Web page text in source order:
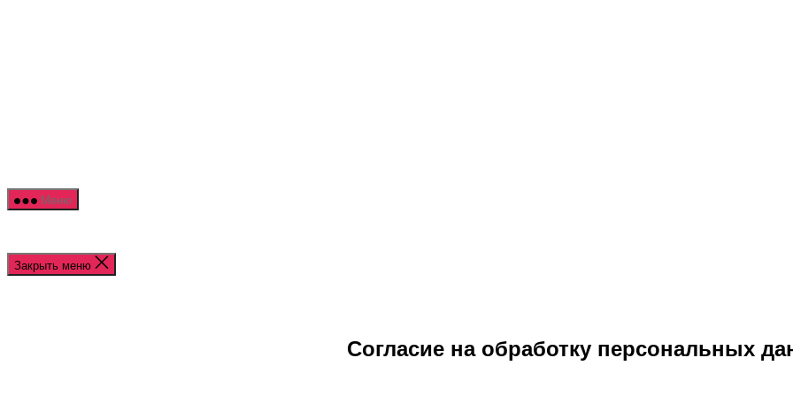
Меню
Закрыть меню
Согласие на обработку персональных